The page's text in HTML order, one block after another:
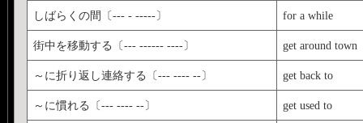
しばらくの間〔--- - -----〕 for a while
街中を移動する〔--- ------ ----〕 get around town
～に折り返し連絡する〔--- ---- --〕 get back to
～に慣れる〔--- ---- --〕 get used to